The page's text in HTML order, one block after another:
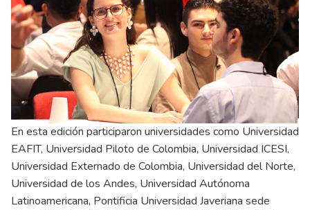
En esta edición participaron universidades como Universidad
EAFIT, Universidad Piloto de Colombia, Universidad ICESI,
Universidad Externado de Colombia, Universidad del Norte,
Universidad de los Andes, Universidad Autónoma
Latinoamericana, Pontificia Universidad Javeriana sede